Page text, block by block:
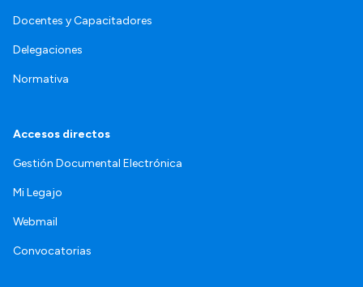
Docentes y Capacitadores
Delegaciones
Normativa
Accesos directos
Gestión Documental Electrónica
Mi Legajo
Webmail
Convocatorias